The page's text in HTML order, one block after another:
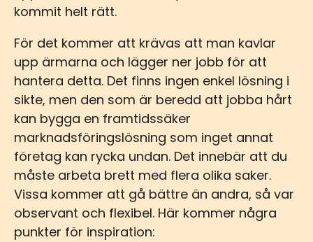
kommit helt rätt.
För det kommer att krävas att man kavlar
upp ärmarna och lägger ner jobb för att
hantera detta. Det finns ingen enkel lösning i
sikte, men den som är beredd att jobba hårt
kan bygga en framtidssäker
marknadsföringslösning som inget annat
företag kan rycka undan. Det innebär att du
måste arbeta brett med flera olika saker.
Vissa kommer att gå bättre än andra, så var
observant och flexibel. Här kommer några
punkter för inspiration: